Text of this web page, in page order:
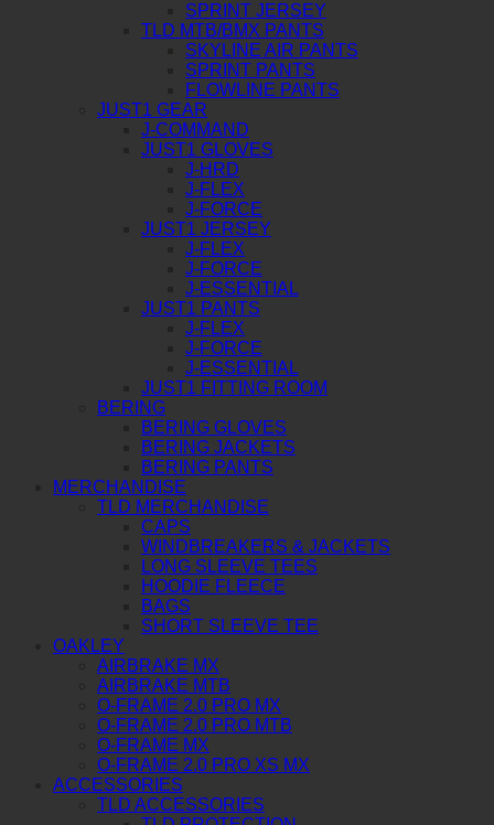
SPRINT JERSEY
TLD MTB/BMX PANTS
SKYLINE AIR PANTS
SPRINT PANTS
FLOWLINE PANTS
JUST1 GEAR
J-COMMAND
JUST1 GLOVES
J-HRD
J-FLEX
J-FORCE
JUST1 JERSEY
J-FLEX
J-FORCE
J-ESSENTIAL
JUST1 PANTS
J-FLEX
J-FORCE
J-ESSENTIAL
JUST1 FITTING ROOM
BERING
BERING GLOVES
BERING JACKETS
BERING PANTS
MERCHANDISE
TLD MERCHANDISE
CAPS
WINDBREAKERS & JACKETS
LONG SLEEVE TEES
HOODIE FLEECE
BAGS
SHORT SLEEVE TEE
OAKLEY
AIRBRAKE MX
AIRBRAKE MTB
O-FRAME 2.0 PRO MX
O-FRAME 2.0 PRO MTB
O-FRAME MX
O-FRAME 2.0 PRO XS MX
ACCESSORIES
TLD ACCESSORIES